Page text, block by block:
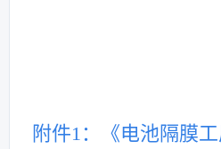
附件1：《电池隔膜